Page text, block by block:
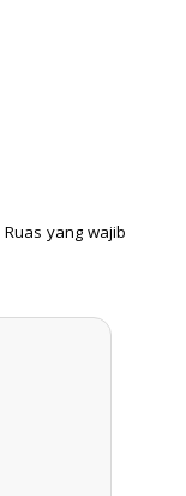
Ruas yang wajib